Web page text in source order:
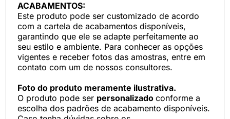
ACABAMENTOS:
Este produto pode ser customizado de acordo
com a cartela de acabamentos disponíveis,
garantindo que ele se adapte perfeitamente ao
seu estilo e ambiente. Para conhecer as opções
vigentes e receber fotos das amostras, entre em
contato com um de nossos consultores.
Foto do produto meramente ilustrativa.
O produto pode ser personalizado conforme a
escolha dos padrões de acabamento disponíveis.